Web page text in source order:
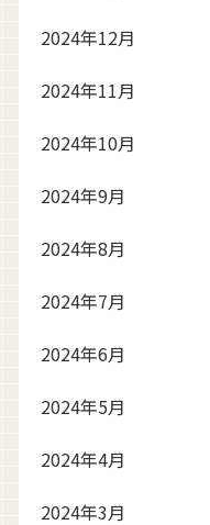
2024年12月
2024年11月
2024年10月
2024年9月
2024年8月
2024年7月
2024年6月
2024年5月
2024年4月
2024年3月